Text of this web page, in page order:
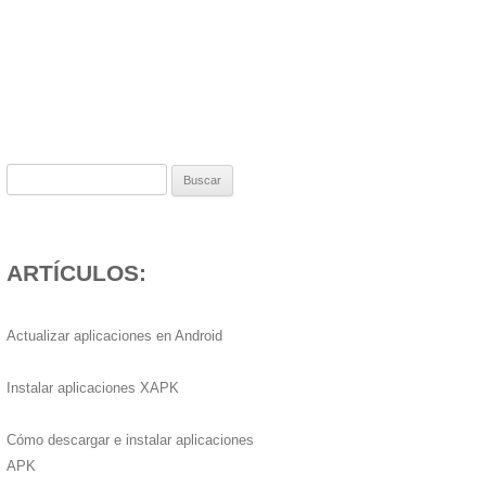
ARTÍCULOS:
Actualizar aplicaciones en Android
Instalar aplicaciones XAPK
Cómo descargar e instalar aplicaciones
APK